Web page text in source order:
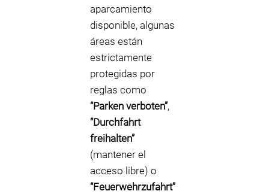
aparcamiento
disponible, algunas
áreas están
estrictamente
protegidas por
reglas como
“Parken verboten”,
“Durchfahrt
freihalten”
(mantener el
acceso libre) o
“Feuerwehrzufahrt”